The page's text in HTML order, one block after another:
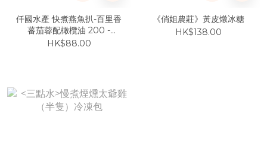
仟國水產 快煮燕魚扒-百里香
蕃茄蓉配橄欖油 200 -
250g
HK$88.00
《俏姐農莊》黃皮燉冰糖
HK$138.00